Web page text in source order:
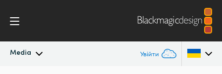
Media Увійти